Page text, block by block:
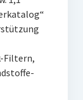
Filtern,